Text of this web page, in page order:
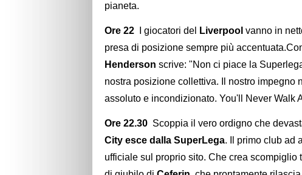
pianeta.
Ore 22 I giocatori del Liverpool vanno in
presa di posizione sempre più
Henderson scrive: "Non ci piace la
nostra posizione collettiva. Il nostro impegno
assoluto e incondizionato. You'll Never Walk
Ore 22.30 Scoppia il vero ordigno che
City esce dalla SuperLega. Il primo club ad
ufficiale sul proprio sito. Che crea